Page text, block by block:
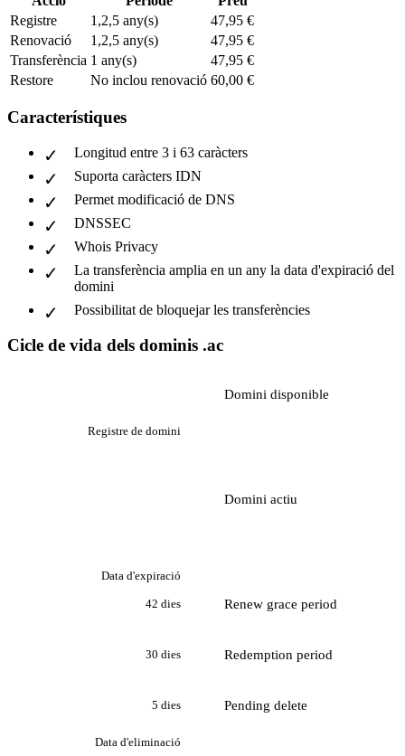
Registre
1,2,5 any(s)
47,95 €
Renovació
1,2,5 any(s)
47,95 €
Transferència 1 any(s)
47,95 €
Restore
No inclou renovació 60,00 €
Característiques
Longitud entre 3 i 63 caràcters
Suporta caràcters IDN
Permet modificació de DNS
DNSSEC
Whois Privacy
La transferència amplia en un any la data d'expiració del
domini
Possibilitat de bloquejar les transferències
Cicle de vida dels dominis .ac
Domini disponible
Registre de domini
Domini actiu
Data d'expiració
42 dies Renew grace period
30 dies Redemption period
5 dies Pending delete
Data d'eliminació